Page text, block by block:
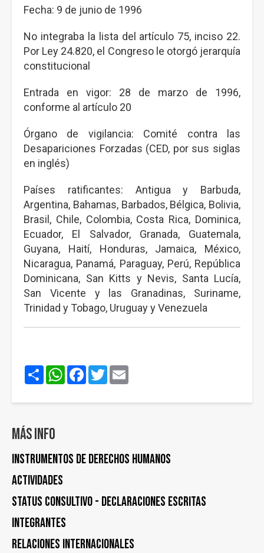
Fecha: 9 de junio de 1996
No integraba la lista del artículo 75, inciso 22.
Por Ley 24.820, el Congreso le otorgó jerarquía
constitucional
Entrada en vigor: 28 de marzo de 1996,
conforme al artículo 20
Órgano de vigilancia: Comité contra las
Desapariciones Forzadas (CED, por sus siglas
en inglés)
Países ratificantes: Antigua y Barbuda,
Argentina, Bahamas, Barbados, Bélgica, Bolivia,
Brasil, Chile, Colombia, Costa Rica, Dominica,
Ecuador, El Salvador, Granada, Guatemala,
Guyana, Haití, Honduras, Jamaica, México,
Nicaragua, Panamá, Paraguay, Perú, República
Dominicana, San Kitts y Nevis, Santa Lucía,
San Vicente y las Granadinas, Suriname,
Trinidad y Tobago, Uruguay y Venezuela
ShareWhatsApp
Facebook
Twitter
Más info
Instrumentos de Derechos Humanos
Actividades
STATUS CONSULTIVO - DECLARACIONES ESCRITAS
Integrantes
Relaciones Internacionales